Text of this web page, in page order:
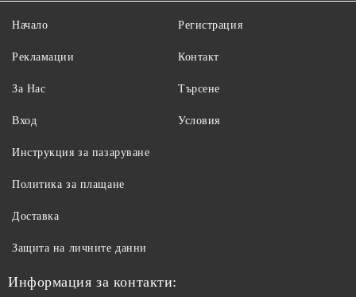
Начало
Рекламации
За Нас
Вход
Регистрация
Контакт
Търсене
Условия
Инструкция за пазаруване
Политика за плащане
Доставка
Защита на личните данни
Информация за контакти: